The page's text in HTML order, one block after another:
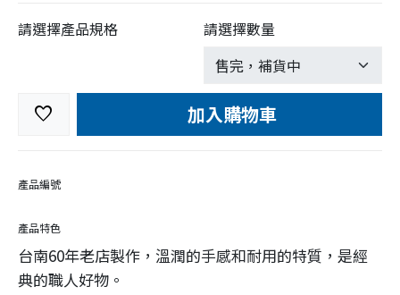
請選擇產品規格 請選擇數量
favorite 加入購物車
產品編號
產品特色
台南60年老店製作，溫潤的手感和耐用的特質，是經
典的職人好物。